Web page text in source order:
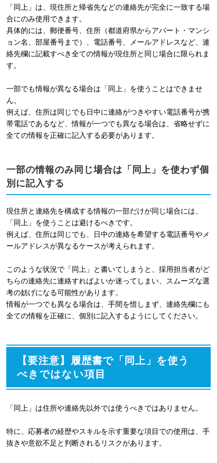
「同上」は、現住所と帰省先などの連絡先が完全に一致する場
合にのみ使用できます。
具体的には、郵便番号、住所（都道府県からアパート・マンシ
ョン名、部屋番号まで）、電話番号、メールアドレスなど、連
絡先欄に記載すべき全ての情報が現住所と同じ場合に限られま
す。
一部でも情報が異なる場合は「同上」を使うことはできませ
ん。
例えば、住所は同じでも日中に連絡がつきやすい電話番号が携
帯電話であるなど、情報が一つでも異なる場合は、省略せずに
全ての情報を正確に記入する必要があります。
一部の情報のみ同じ場合は「同上」を使わず個
別に記入する
現住所と連絡先を構成する情報の一部だけが同じ場合には、
「同上」を使うことは避けるべきです。
例えば、住所は同じでも、日中の連絡を希望する電話番号やメ
ールアドレスが異なるケースが考えられます。
このような状況で「同上」と書いてしまうと、採用担当者がど
ちらの連絡先に連絡すればよいか迷ってしまい、スムーズな選
考の妨げになる可能性があります。
情報が一つでも異なる場合は、手間を惜しまず、連絡先欄にも
全ての情報を正確に、個別に記入するようにしてください。
【要注意】履歴書で「同上」を使う
べきではない項目
「同上」は住所や連絡先以外では使うべきではありません。
特に、応募者の経歴やスキルを示す重要な項目での使用は、手
抜きや意欲不足と判断されるリスクがあります。